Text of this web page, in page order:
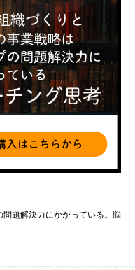
題解決力にかかっている。悩